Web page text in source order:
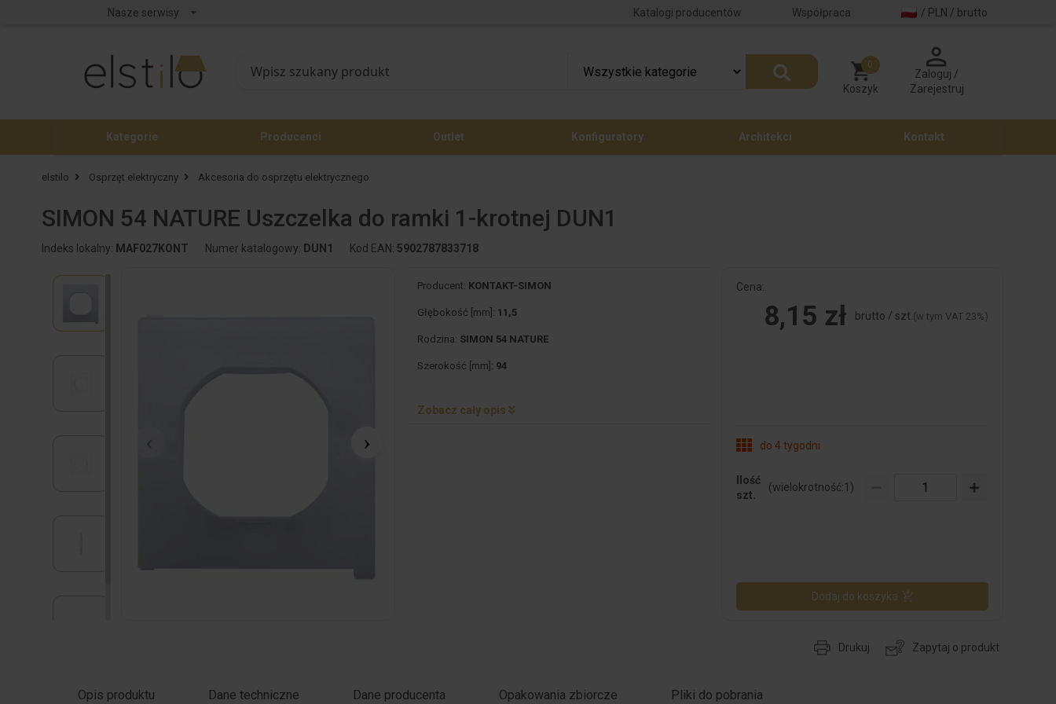
Nasze serwisy Katalogi producentów Współpraca / PLN / brutto
Koszyk
0
Zaloguj /
Zarejestruj
Kategorie Producenci Outlet Konfiguratory Architekci Kontakt
elstilo Osprzęt elektryczny Akcesoria do osprzętu elektrycznego
SIMON 54 NATURE Uszczelka do ramki 1-krotnej DUN1
Indeks lokalny: MAF027KONT Numer katalogowy: DUN1 Kod EAN:5902787833718
Producent: KONTAKT-SIMON
Głębokość [mm]: 11,5
Rodzina: SIMON 54 NATURE
Szerokość [mm]: 94
Zobacz cały opis
Cena:
8,15 zł brutto / szt. (w tym VAT 23%)
do 4 tygodni
Ilość
szt.
(wielokrotność:1 )
Dodaj do koszyka
Drukuj Zapytaj o produkt
Opis produktu Dane techniczne Dane producenta Opakowania zbiorcze Pliki do pobrania